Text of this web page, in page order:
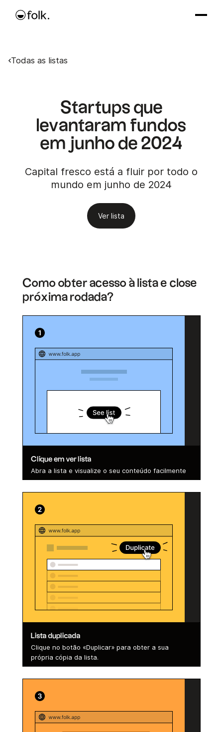
Todas as listas
Startups que
levantaram fundos
em junho de 2024
Capital fresco está a fluir por todo o
mundo em junho de 2024
Ver lista
Como obter acesso à lista e close
próxima rodada?
Clique em ver lista
Abra a lista e visualize o seu conteúdo facilmente
Lista duplicada
Clique no botão «Duplicar» para obter a sua
própria cópia da lista.